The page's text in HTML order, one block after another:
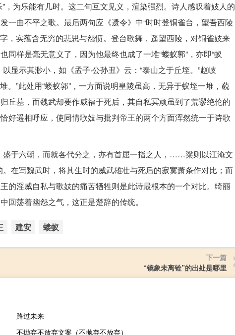
，为乐能有几时。这二句互文见义，渲染强烈。诗人感叹着妓人的
曲不平之歌。最后两句应《遗令》中“时时登铜雀台，望吾西陵
，实蕴含无穷的悲思与怨愤。登台歌舞，遥望西陵，对铜雀妓来
样是毫无意义了，因为他最终也成了一堆“蝼蚁郭”，亦即“蚁
显示其渺小，如《孟子·公孙丑》云：“泰山之于丘垤。”赵岐
。”此处用“蝼蚁郭”，一方面说明皇陵虽高，无异于蚁垤一堆，藐
丘墓，而魏武却要作威福于死后，其自私冥顽虽到了荒谬绝伦的
好遥相呼应，使同情歌妓与批判帝王的两个方面浑然统一于诗歌
于六朝，而就各代分之，亦有首屈一指之人，……粱则以江淹文
在写魏武时，将其生时的威武雄壮与死后的寂寞萧条作对比；而
的淫威自私与歌妓的痛苦牺牲则是此诗最根本的一个对比。绮丽
回荡着幽怨之气，这正是楚辞的传统。
建安 蝼蚁
下一篇
“镜象未离铨”的出处是哪里
路过未来
不抛弃不放弃文案（不抛弃不放弃）